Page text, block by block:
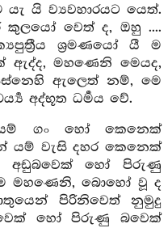
යැ යි ව්‍යවහාරයට යෙත්.
වෙත් ද, ඔහු ....
ශ්‍රමණයෝ යී ම
ඇද්ද, මහණෙනි මෙයද,
ඇලෙත් නම්, මෙ
අද්භූත ධර්‍මය වේ.
ගං හෝ කෙනෙක්
යම් වැසි දහර කෙනෙක්
අඩුබවෙක් හෝ පිරුණු
මහණෙනි, බොහෝ වූ ද
පිරිනිවෙත් නුමුදු
හෝ පිරුණු බවෙක්